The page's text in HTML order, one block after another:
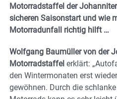
Motorradstaffel der
sicheren Saisonstart und wie
Motorradunfall richtig hilft …
Wolfgang Baumüller von der
Motorradstaffel erklärt:
den Wintermonaten erst
gewöhnen. Durch die